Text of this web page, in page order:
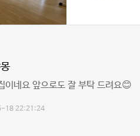
이네요 앞으로도 잘 부탁 드려요😊
18 22:21:24